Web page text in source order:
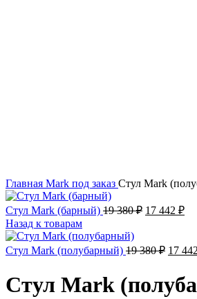
Главная Mark под заказ Стул Mark
Стул Mark (барный) 19 380₽ 17 442 ₽
Назад к товарам
Стул Mark (полубарный) 19 380₽ 17 442
Стул Mark